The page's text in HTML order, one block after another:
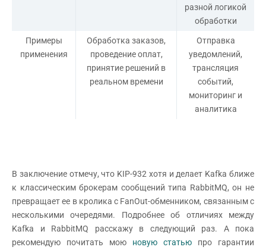
разной логикой
обработки
Примеры
применения
Обработка заказов,
проведение оплат,
принятие решений в
реальном времени
Отправка
уведомлений,
трансляция
событий,
мониторинг и
аналитика
В заключение отмечу, что KIP-932 хотя и делает Kafka ближе
к классическим брокерам сообщений типа RabbitMQ, он не
превращает ее в кролика с FanOut-обменником, связанным с
несколькими очередями. Подробнее об отличиях между
Kafka и RabbitMQ расскажу в следующий раз. А пока
рекомендую почитать мою новую статью про гарантии